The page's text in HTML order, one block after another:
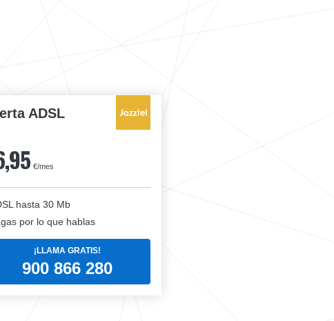
ADSL
€/mes
hasta 30 Mb
por lo que hablas
¡LLAMA GRATIS!
900 866 280